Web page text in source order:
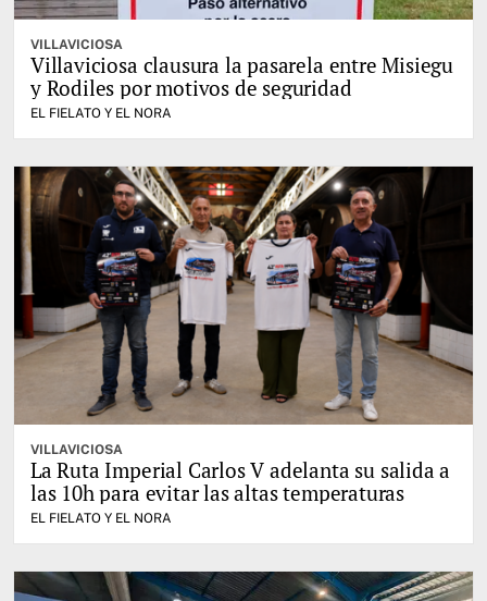
VILLAVICIOSA
Villaviciosa clausura la pasarela entre Misiegu
y Rodiles por motivos de seguridad
EL FIELATO Y EL NORA
VILLAVICIOSA
La Ruta Imperial Carlos V adelanta su salida a
las 10h para evitar las altas temperaturas
EL FIELATO Y EL NORA